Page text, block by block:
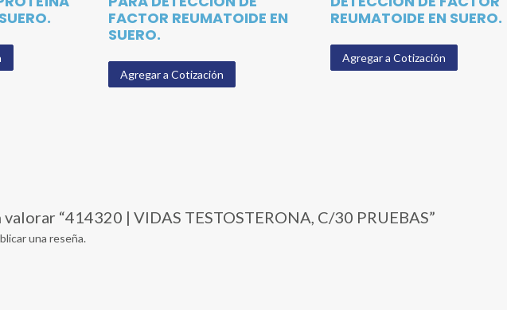
FACTOR REUMATOIDE EN
SUERO.
Agregar a Cotización
REUMATOIDE EN SUERO.
Agregar a Cotización
“414320 | VIDAS TESTOSTERONA, C/30 PRUEBAS”
una reseña.